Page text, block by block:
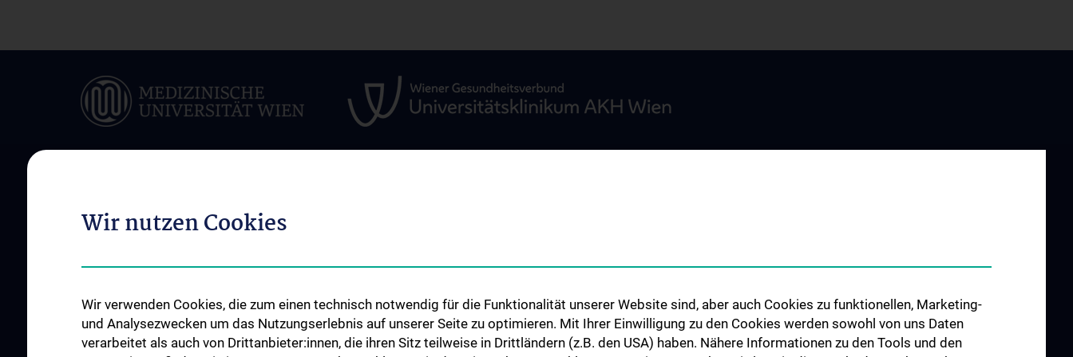
ÜBER UNS
Allgemeine Informationen
Spezialambulanzen
Bettenstationen
INFORMATIONEN FÜR
PATIENT:INNEN
Zusammenarbeit
Patient:innenzimmer
Serviceleistungen
ARGE Aszmann
ARGE Placheta-Györi
Praktika
Klinisch-Praktisches Jahr
Diplomarbeiten
Wir nutzen Cookies
Wir verwenden Cookies, die zum einen technisch notwendig für die Funktionalität unserer Website sind, aber auch Cookies zu funktionellen, Marketing-
und Analysezwecken um das Nutzungserlebnis auf unserer Seite zu optimieren. Mit Ihrer Einwilligung zu den Cookies werden sowohl von uns Daten
verarbeitet als auch von Drittanbieter:innen, die ihren Sitz teilweise in Drittländern (z.B. den USA) haben. Nähere Informationen zu den Tools und den